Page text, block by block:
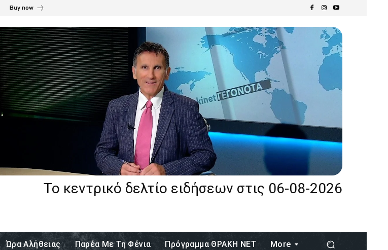
Buy now
Το κεντρικό δελτίο ειδήσεων στις 06-08-2026
Ώρα Αλήθειας Παρέα Με Τη Φένια Πρόγραμμα ΘΡΑΚΗ ΝΕΤ More